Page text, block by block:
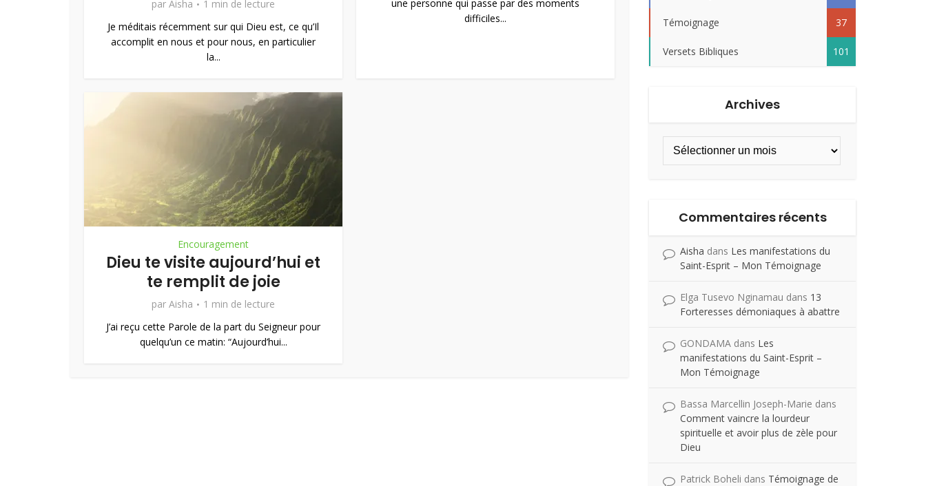
par Aisha
1 min de lecture
Je méditais récemment sur qui Dieu est, ce qu’Il
accomplit en nous et pour nous, en particulier
la...
une personne qui passe par des moments
difficiles...
Encouragement
Dieu te visite aujourd’hui et
te remplit de joie
par Aisha
1 min de lecture
J’ai reçu cette Parole de la part du Seigneur pour
quelqu’un ce matin: “Aujourd’hui...
Témoignage 37
Versets Bibliques 101
Archives
Commentaires récents
Aisha dans Les manifestations du
Saint-Esprit – Mon Témoignage
Elga Tusevo Nginamau dans 13
Forteresses démoniaques à abattre
GONDAMA dans Les
manifestations du Saint-Esprit –
Mon Témoignage
Bassa Marcellin Joseph-Marie dans
Comment vaincre la lourdeur
spirituelle et avoir plus de zèle pour
Dieu
Patrick Boheli dans Témoignage de